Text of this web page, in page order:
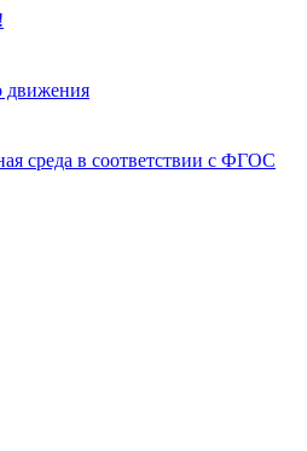
движения
среда в соответствии с ФГОС